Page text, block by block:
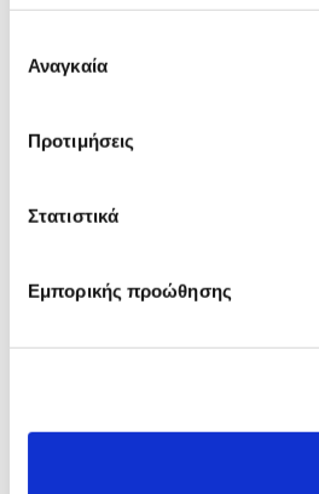
συγκατάθεσης
Αναγκαία
Προτιμήσεις
Στατιστικά
Εμπορικής προώθησης